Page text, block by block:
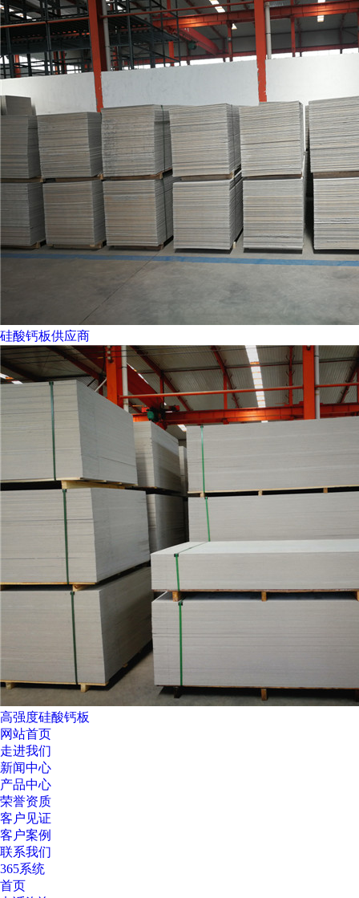
硅酸钙板供应商
高强度硅酸钙板
网站首页
走进我们
新闻中心
产品中心
荣誉资质
客户见证
客户案例
联系我们
365系统
首页